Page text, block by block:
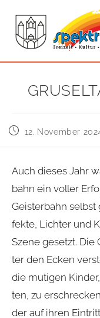
Inhalt
springen
Beitrag12. November
Auch die­ses Jahr
bahn ein vol­ler
Geis­ter­bahn
fekte, Lich­ter und
Szene gesetzt.
ter den Ecken
die muti­gen
ten, zu
der auf ihren